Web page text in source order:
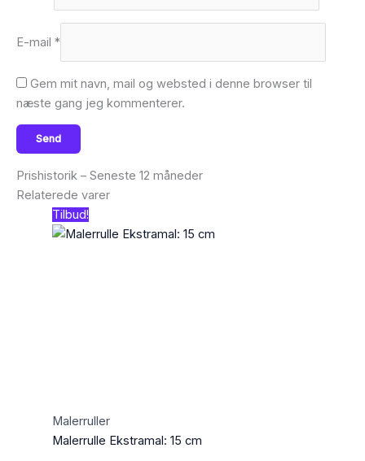
E-mail *
Gem mit navn, mail og websted i denne browser til
næste gang jeg kommenterer.
Prishistorik – Seneste 12 måneder
Relaterede varer
Tilbud!
Malerruller
Malerrulle Ekstramal: 15 cm